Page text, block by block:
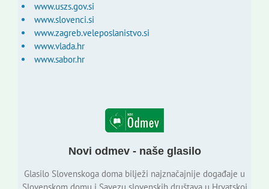
www.uszs.gov.si
www.slovenci.si
www.zagreb.veleposlanistvo.si
www.vlada.hr
www.sabor.hr
Novi odmev - naše glasilo
Glasilo Slovenskoga doma bilježi najznačajnije događaje u